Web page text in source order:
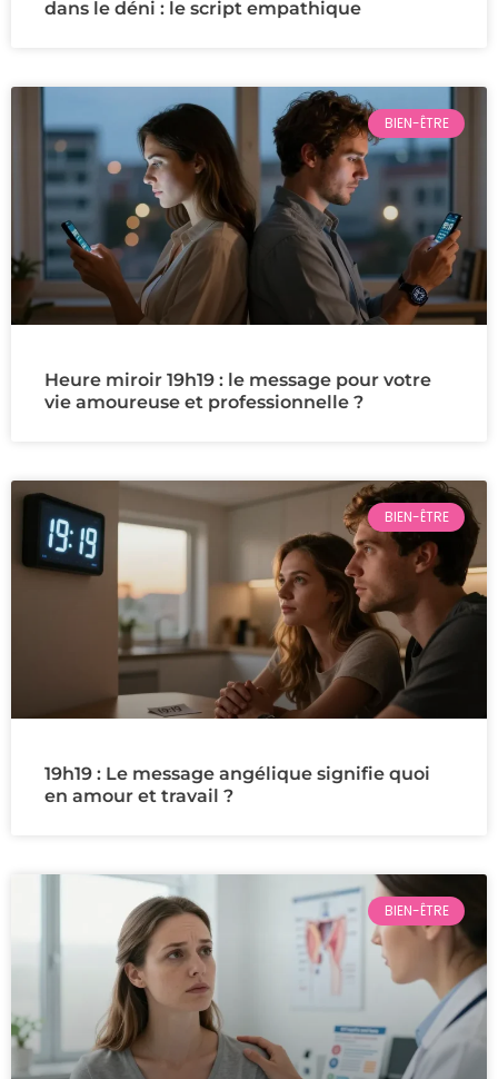
dans le déni : le script empathique
BIEN-ÊTRE
Heure miroir 19h19 : le message pour votre
vie amoureuse et professionnelle ?
BIEN-ÊTRE
19h19 : Le message angélique signifie quoi
en amour et travail ?
BIEN-ÊTRE